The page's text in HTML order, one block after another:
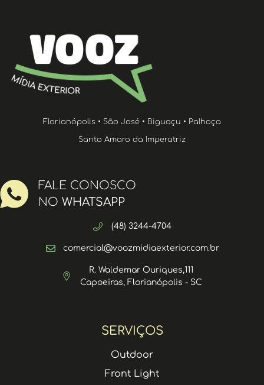
SERVIÇOS
Outdoor
Front Light
Florianópolis • São José • Biguaçu • Palhoça
Santo Amaro da Imperatriz
FALE CONOSCO
NO WHATSAPP
(48) 3244-4704
comercial@voozmidiaexterior.com.br
R. Waldemar Ouriques,111
Capoeiras, Florianópolis - SC